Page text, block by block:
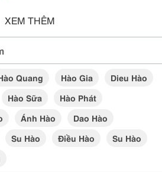
XEM THÊM
Quang Hào Gia
Dieu Hào
Hào Sữa
Hào Phát
Ánh Hào
Dao Hào
Su Hào Điều Hào
Su Hào